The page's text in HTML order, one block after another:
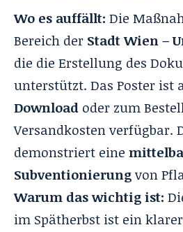
Wo es auffällt: Die
Bereich der Stadt Wien –
die die Erstellung des
unterstützt. Das Poster ist
Download oder zum
Versandkosten verfügbar.
demonstriert eine
Subventionierungvon
Warum das wichtig ist:
im Spätherbst ist ein